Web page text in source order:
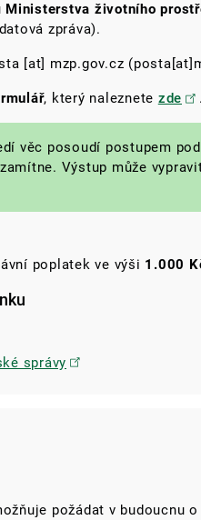
Ministerstva životního
zpráva).
[at] mzp.gov.cz
, který naleznete zde .
věc posoudí postupem
Výstup může
poplatek ve výši 1.000
správy
požádat v budoucnu